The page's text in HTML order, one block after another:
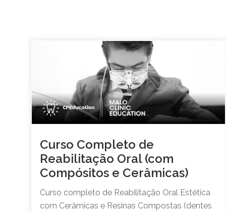
Curso Completo de
Reabilitação Oral (com
Compósitos e Cerâmicas)
Curso completo de Reabilitação Oral Estética
com Cerâmicas e Resinas Compostas (dentes